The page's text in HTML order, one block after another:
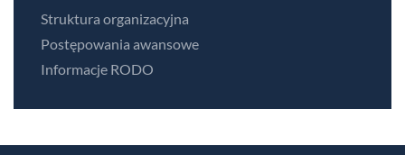
Struktura organizacyjna
Postępowania awansowe
Informacje RODO